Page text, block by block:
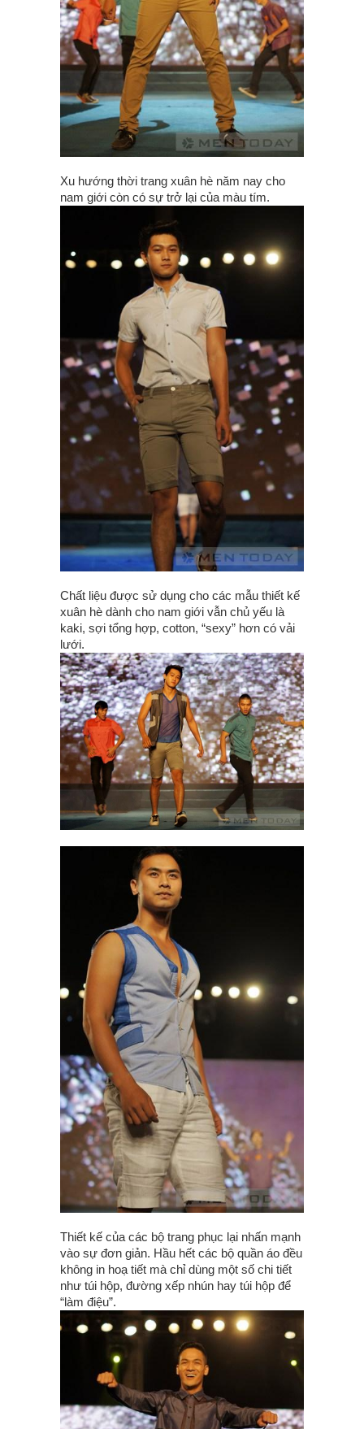
Xu hướng thời trang xuân hè năm nay cho
nam giới còn có sự trở lại của màu tím.
Chất liệu được sử dụng cho các mẫu thiết kế
xuân hè dành cho nam giới vẫn chủ yếu là
kaki, sợi tổng hợp, cotton, “sexy” hơn có vải
lưới.
Thiết kế của các bộ trang phục lại nhấn mạnh
vào sự đơn giản. Hầu hết các bộ quần áo đều
không in hoạ tiết mà chỉ dùng một số chi tiết
như túi hộp, đường xếp nhún hay túi hộp để
“làm điệu”.